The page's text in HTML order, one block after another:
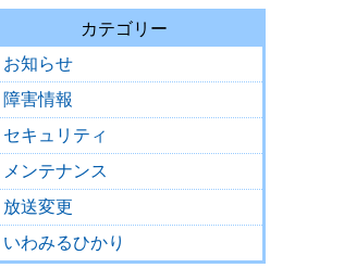
カテゴリー
お知らせ
障害情報
セキュリティ
メンテナンス
放送変更
いわみるひかり